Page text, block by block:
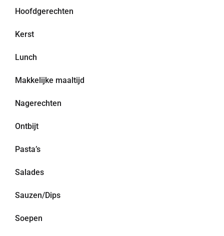
Hoofdgerechten
Kerst
Lunch
Makkelijke maaltijd
Nagerechten
Ontbijt
Pasta’s
Salades
Sauzen/Dips
Soepen